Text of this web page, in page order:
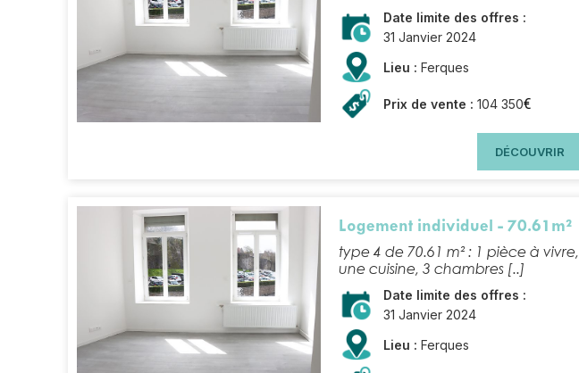
Date limite des offres :
31 Janvier 2024
Lieu : Ferques
Prix de vente : 104 350€
DÉCOUVRIR
Logement individuel - 70.61m²
type 4 de 70.61 m² : 1 pièce à vivre,
une cuisine, 3 chambres [..]
Date limite des offres :
31 Janvier 2024
Lieu : Ferques